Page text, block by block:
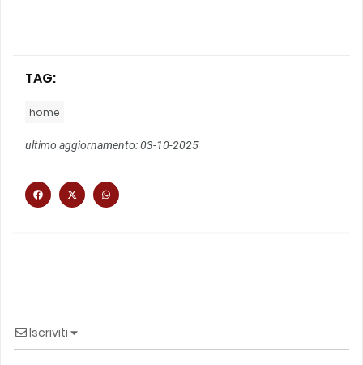
TAG:
home
ultimo aggiornamento: 03-10-2025
Iscriviti